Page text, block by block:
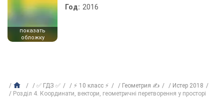
показать
обложку
Год: 2016
✅ ГДЗ ✅ ⚡ 10 класс ⚡ Геометрия ✍
Истер 2018
Розділ 4. Координати, вектори, геометричні перетворення у просторі